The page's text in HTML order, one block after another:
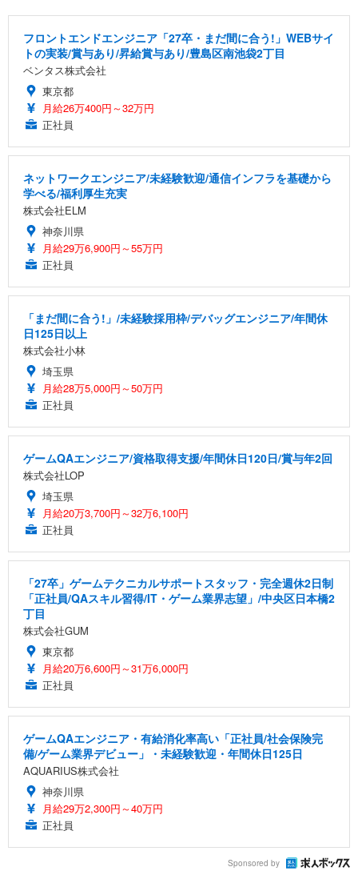
フロントエンドエンジニア「27卒・まだ間に合う!」WEBサイ
トの実装/賞与あり/昇給賞与あり/豊島区南池袋2丁目
ベンタス株式会社
東京都
月給26万400円～32万円
正社員
ネットワークエンジニア/未経験歓迎/通信インフラを基礎から
学べる/福利厚生充実
株式会社ELM
神奈川県
月給29万6,900円～55万円
正社員
「まだ間に合う!」/未経験採用枠/デバッグエンジニア/年間休
日125日以上
株式会社小林
埼玉県
月給28万5,000円～50万円
正社員
ゲームQAエンジニア/資格取得支援/年間休日120日/賞与年2回
株式会社LOP
埼玉県
月給20万3,700円～32万6,100円
正社員
「27卒」ゲームテクニカルサポートスタッフ・完全週休2日制
「正社員/QAスキル習得/IT・ゲーム業界志望」/中央区日本橋2
丁目
株式会社GUM
東京都
月給20万6,600円～31万6,000円
正社員
ゲームQAエンジニア・有給消化率高い「正社員/社会保険完
備/ゲーム業界デビュー」・未経験歓迎・年間休日125日
AQUARIUS株式会社
神奈川県
月給29万2,300円～40万円
正社員
Sponsored by